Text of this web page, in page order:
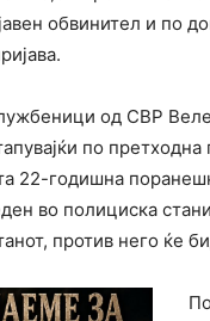
обвинител и по
од СВР
по претходна
22-годишна
во полициска
против него ќе